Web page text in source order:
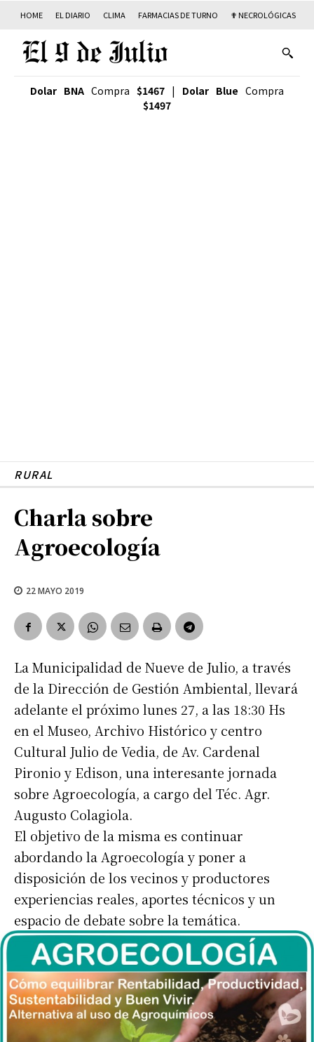
HOME EL DIARIO CLIMA FARMACIAS DE TURNO ✟ NECROLÓGICAS
Dolar BNA Compra $1467 | Dolar Blue Compra
$1497
RURAL
Charla sobre
Agroecología
22 MAYO 2019
La Municipalidad de Nueve de Julio, a través
de la Dirección de Gestión Ambiental, llevará
adelante el próximo lunes 27, a las 18:30 Hs
en el Museo, Archivo Histórico y centro
Cultural Julio de Vedia, de Av. Cardenal
Pironio y Edison, una interesante jornada
sobre Agroecología, a cargo del Téc. Agr.
Augusto Colagiola.
El objetivo de la misma es continuar
abordando la Agroecología y poner a
disposición de los vecinos y productores
experiencias reales, aportes técnicos y un
espacio de debate sobre la temática.